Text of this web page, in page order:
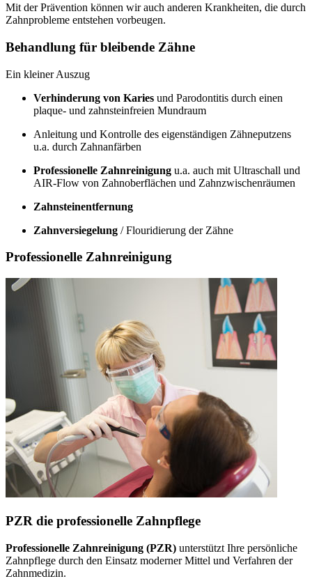
Mit der Prävention können wir auch anderen Krankheiten, die durch
Zahnprobleme entstehen vorbeugen.
Behandlung für bleibende Zähne
Ein kleiner Auszug
Verhinderung von Karies und Parodontitis durch einen
plaque- und zahnsteinfreien Mundraum
Anleitung und Kontrolle des eigenständigen Zähneputzens
u.a. durch Zahnanfärben
Professionelle Zahnreinigung u.a. auch mit Ultraschall und
AIR-Flow von Zahnoberflächen und Zahnzwischenräumen
Zahnsteinentfernung
Zahnversiegelung / Flouridierung der Zähne
Professionelle Zahnreinigung
PZR die professionelle Zahnpflege
Professionelle Zahnreinigung (PZR) unterstützt Ihre persönliche
Zahnpflege durch den Einsatz moderner Mittel und Verfahren der
Zahnmedizin.